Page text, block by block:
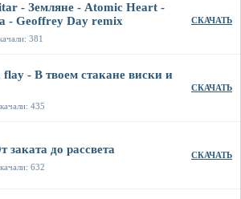
- Земляне - Atomic Heart -
- Geoffrey Day remix
381
СКАЧАТЬ
- В твоем стакане виски и
435
СКАЧАТЬ
заката до рассвета
632
СКАЧАТЬ